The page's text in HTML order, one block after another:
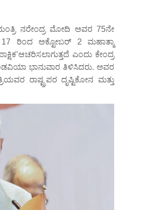
ನರೇಂದ್ರ ಮೋದಿ ಅವರ 75ನೇ
17 ರಿಂದ ಅಕ್ಟೋಬರ್ 2 ಮಹಾತ್ಮಾ
ಎಂದು ಕೇಂದ್ರ
ಭಾನುವಾರ ತಿಳಿಸಿದರು. ಅವರ
ರಾಷ್ಟ್ರಪರ ದೃಷ್ಟಿಕೋನ ಮತ್ತು